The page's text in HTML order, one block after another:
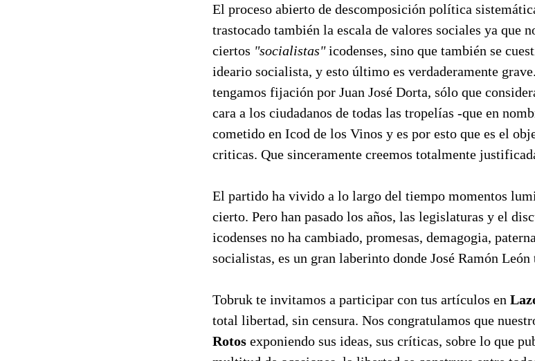
El proceso abierto de descomposición política
trastocado también la escala de valores sociales ya que
ciertos "socialistas"icodenses, sino que también se
ideario socialista, y esto último es verdaderamente
tengamos fijación por Juan José Dorta, sólo que
cara a los ciudadanos de todas las tropelías -que en
cometido en Icod de los Vinos y es por esto que es el
criticas. Que sinceramente creemos totalmente
El partido ha vivido a lo largo del tiempo momentos
cierto. Pero han pasado los años, las legislaturas y el
icodenses no ha cambiado, promesas, demagogia,
socialistas, es un gran laberinto donde José Ramón
Tobruk te invitamos a participar con tus artículos en
total libertad, sin censura. Nos congratulamos que
Rotos exponiendo sus ideas, sus críticas, sobre lo que